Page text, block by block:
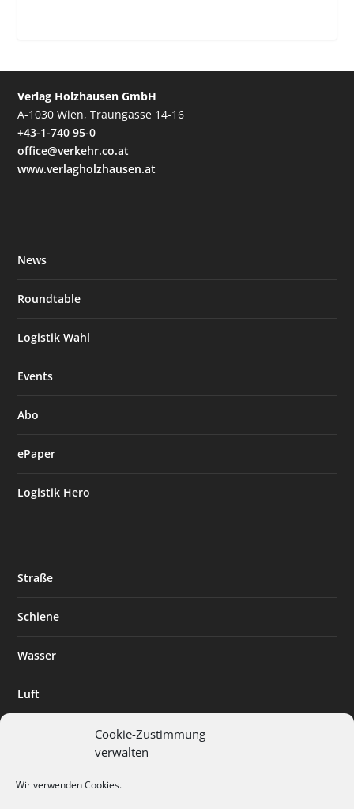
Cookie-Zustimmung
verwalten
Wir verwenden Cookies.
Verlag Holzhausen GmbH
A-1030 Wien, Traungasse 14-16
+43-1-740 95-0
office@verkehr.co.at
www.verlagholzhausen.at
News
Roundtable
Logistik Wahl
Events
Abo
ePaper
Logistik Hero
Straße
Schiene
Wasser
Luft